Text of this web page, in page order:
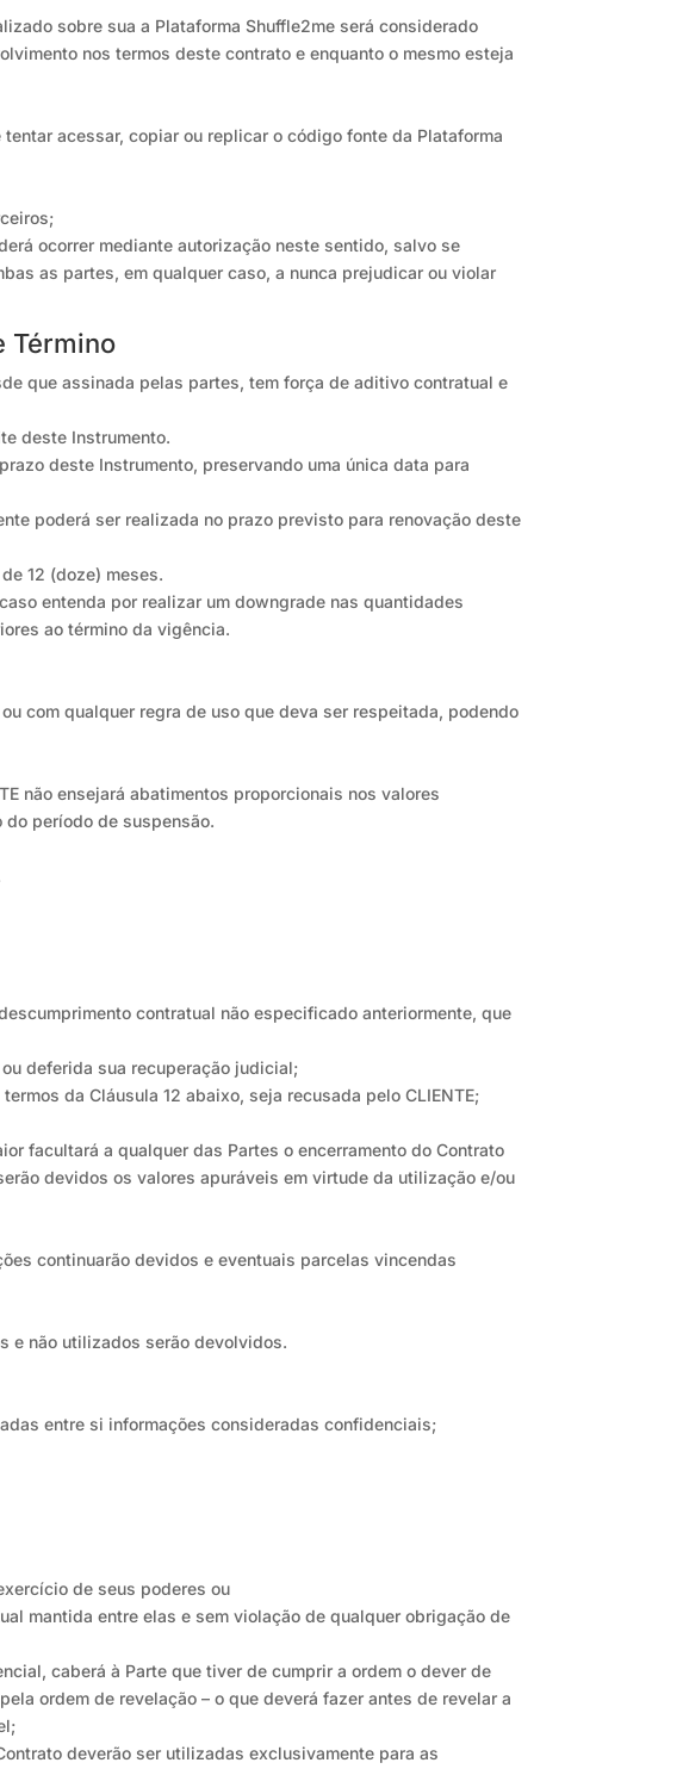
sobre sua a Plataforma Shuffle2me será considerado
nos termos deste contrato e enquanto o mesmo esteja
acessar, copiar ou replicar o código fonte da Plataforma
ocorrer mediante autorização neste sentido, salvo se
as partes, em qualquer caso, a nunca prejudicar ou violar
Término
que assinada pelas partes, tem força de aditivo contratual e
deste Instrumento.
deste Instrumento, preservando uma única data para
poderá ser realizada no prazo previsto para renovação deste
12 (doze) meses.
entenda por realizar um downgrade nas quantidades
ao término da vigência.
com qualquer regra de uso que deva ser respeitada, podendo
não ensejará abatimentos proporcionais nos valores
período de suspensão.
contratual não especificado anteriormente, que
deferida sua recuperação judicial;
da Cláusula 12 abaixo, seja recusada pelo CLIENTE;
facultará a qualquer das Partes o encerramento do Contrato
devidos os valores apuráveis em virtude da utilização e/ou
continuarão devidos e eventuais parcelas vincendas
e não utilizados serão devolvidos.
entre si informações consideradas confidenciais;
de seus poderes ou
mantida entre elas e sem violação de qualquer obrigação de
caberá à Parte que tiver de cumprir a ordem o dever de
ordem de revelação – o que deverá fazer antes de revelar a
deverão ser utilizadas exclusivamente para as